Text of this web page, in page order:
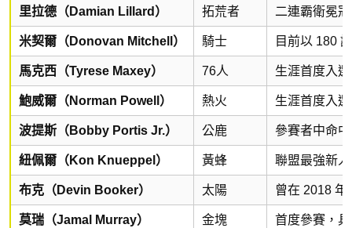
里拉德（Damian Lillard） 拓荒者 二連霸衛冕
米契爾（Donovan Mitchell） 騎士 目前以 180
馬克西（Tyrese Maxey） 76人 生涯首度入
鮑威爾（Norman Powell） 熱火 生涯首度入
波提斯（Bobby Portis Jr.） 公鹿 參賽者中命
紐佩爾（Kon Knueppel） 黃蜂 聯盟最強新
布克（Devin Booker） 太陽 曾在 2018
莫瑞（Jamal Murray） 金塊 首度參賽，